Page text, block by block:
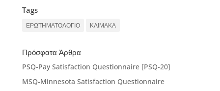
Tags
ΕΡΩΤΗΜΑΤΟΛΟΓΙΟ ΚΛΙΜΑΚΑ
Πρόσφατα Άρθρα
PSQ-Pay Satisfaction Questionnaire [PSQ-20]
MSQ-Minnesota Satisfaction Questionnaire